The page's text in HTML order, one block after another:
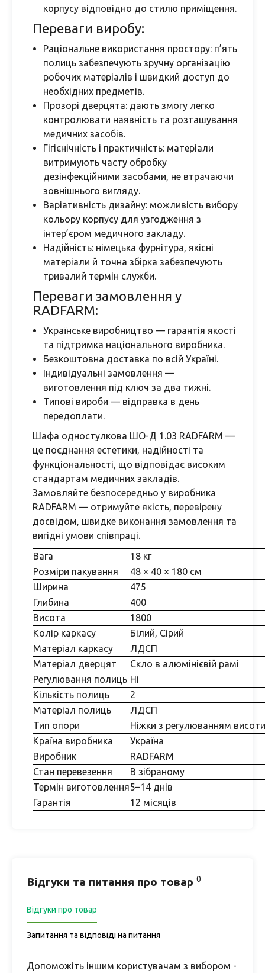
корпусу відповідно до стилю приміщення.
Переваги виробу:
Раціональне використання простору: п’ять
полиць забезпечують зручну організацію
робочих матеріалів і швидкий доступ до
необхідних предметів.
Прозорі дверцята: дають змогу легко
контролювати наявність та розташування
медичних засобів.
Гігієнічність і практичність: матеріали
витримують часту обробку
дезінфекційними засобами, не втрачаючи
зовнішнього вигляду.
Варіативність дизайну: можливість вибору
кольору корпусу для узгодження з
інтер’єром медичного закладу.
Надійність: німецька фурнітура, якісні
матеріали й точна збірка забезпечують
тривалий термін служби.
Переваги замовлення у
RADFARM:
Українське виробництво — гарантія якості
та підтримка національного виробника.
Безкоштовна доставка по всій Україні.
Індивідуальні замовлення —
виготовлення під ключ за два тижні.
Типові вироби — відправка в день
передоплати.
Шафа одностулкова ШО-Д 1.03 RADFARM —
це поєднання естетики, надійності та
функціональності, що відповідає високим
стандартам медичних закладів.
Замовляйте безпосередньо у виробника
RADFARM — отримуйте якість, перевірену
досвідом, швидке виконання замовлення та
вигідні умови співпраці.
Вага
18 кг
Розміри пакування
48 × 40 × 180 см
Ширина
475
Глибина
400
Висота
1800
Колір каркасу
Білий, Сірий
Матеріал каркасу
ЛДСП
Матеріал дверцят
Скло в алюмінієвій рамі
Регулювання полиць Ні
Кількість полиць
2
Матеріал полиць
ЛДСП
Тип опори
Ніжки з регулюванням висоти
Країна виробника
Україна
Виробник
RADFARM
Стан перевезення
В зібраному
Термін виготовлення5–14 днів
Гарантія
12 місяців
Відгуки та питання про товар 0
Відгуки про товар
Запитання та відповіді на питання
Допоможіть іншим користувачам з вибором -